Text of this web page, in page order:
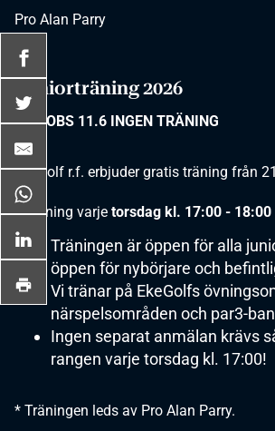
Pro Alan Parry
Juniorträning 2026
OBS OBS 11.6 INGEN TRÄNING
EkeGolf r.f. erbjuder gratis träning från
* Träning varje torsdag kl. 17:00 - 18:00
Träningen är öppen för alla
öppen för nybörjare och
Vi tränar på EkeGolfs
närspelsområden och par3-
Ingen separat anmälan krävs
rangen varje torsdag kl. 17:00!
* Träningen leds av Pro Alan Parry.